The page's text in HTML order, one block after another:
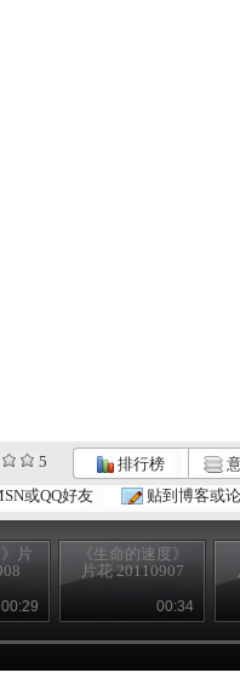
5 排行榜
或QQ好友 贴到博客或
片
00:29
《生命的速度》
片花 20110907
00:34